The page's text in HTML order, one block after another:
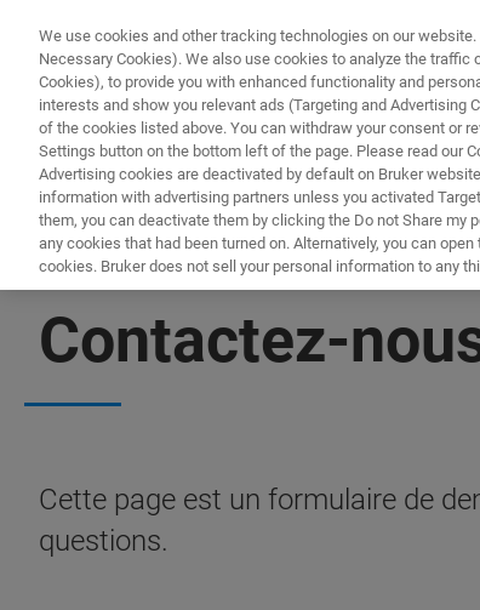
MICROSCOPE À FORCE ATOMIQUE
Contactez-
Cette page est un formulaire de
questions.
We use cookies and other tracking technologies on our
Necessary Cookies). We also use cookies to analyze the
Cookies), to provide you with enhanced functionality and
interests and show you relevant ads (Targeting and Advertising
of the cookies listed above. You can withdraw your consent or
Settings button on the bottom left of the page. Please read our
Advertising cookies are deactivated by default on Bruker
information with advertising partners unless you activated
them, you can deactivate them by clicking the Do not Share
any cookies that had been turned on. Alternatively, you can
cookies. Bruker does not sell your personal information to any